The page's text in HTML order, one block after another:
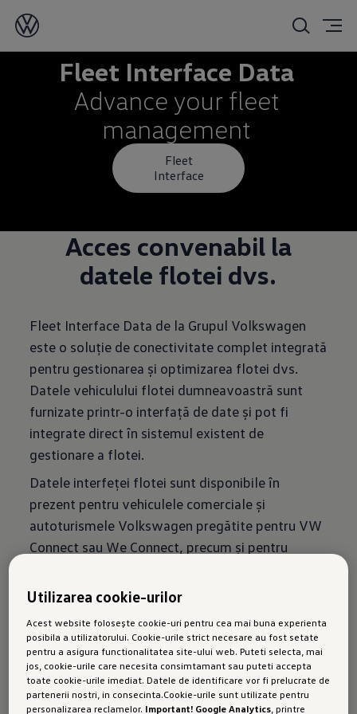
Fleet Interface Data
Advance your fleet
management
Fleet
Interface
Acces convenabil la
datele flotei dvs.
Fleet Interface Data de la Grupul Volkswagen
este o soluție de conectivitate complet integrată
pentru gestionarea și optimizarea flotei dvs.
Datele vehiculului flotei dumneavoastră sunt
furnizate printr-o interfață de date și pot fi
integrate direct în sistemul existent de
gestionare a flotei.
Datele interfeței flotei sunt disponibile în
prezent pentru vehiculele comerciale și
autoturismele Volkswagen pregătite pentru VW
Connect sau We Connect, precum și pentru
mai recentă generație de servicii mobile online
Puteți găsi o prezentare generală a tuturor
mărcilor și modelelor acceptateaici.
Utilizarea cookie-urilor
Acest website folosește cookie-uri pentru cea mai buna experienta
posibila a utilizatorului. Cookie-urile strict necesare au fost setate
pentru a asigura functionalitatea site-ului web. Puteti selecta, mai
jos, cookie-urile care necesita consimtamant sau puteti accepta
toate cookie-urile imediat. Datele de identificare vor fi prelucrate de
partenerii nostri, in consecinta.Cookie-urile sunt utilizate pentru
personalizarea reclamelor. Important! Google Analytics , printre